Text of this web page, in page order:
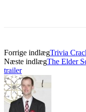
Forrige indlægTrivia
Næste indlægThe Elder
trailer